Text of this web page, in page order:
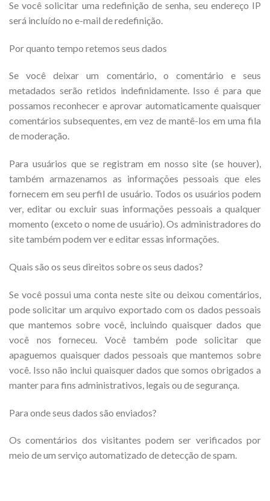
Se você solicitar uma redefinição de senha, seu endereço IP
será incluído no e-mail de redefinição.
Por quanto tempo retemos seus dados
Se você deixar um comentário, o comentário e seus
metadados serão retidos indefinidamente. Isso é para que
possamos reconhecer e aprovar automaticamente quaisquer
comentários subsequentes, em vez de mantê-los em uma fila
de moderação.
Para usuários que se registram em nosso site (se houver),
também armazenamos as informações pessoais que eles
fornecem em seu perfil de usuário. Todos os usuários podem
ver, editar ou excluir suas informações pessoais a qualquer
momento (exceto o nome de usuário). Os administradores do
site também podem ver e editar essas informações.
Quais são os seus direitos sobre os seus dados?
Se você possui uma conta neste site ou deixou comentários,
pode solicitar um arquivo exportado com os dados pessoais
que mantemos sobre você, incluindo quaisquer dados que
você nos forneceu. Você também pode solicitar que
apaguemos quaisquer dados pessoais que mantemos sobre
você. Isso não inclui quaisquer dados que somos obrigados a
manter para fins administrativos, legais ou de segurança.
Para onde seus dados são enviados?
Os comentários dos visitantes podem ser verificados por
meio de um serviço automatizado de detecção de spam.